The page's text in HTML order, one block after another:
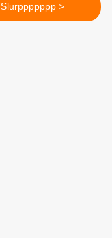
Slurppppppp >